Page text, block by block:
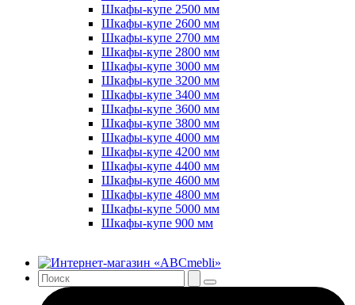
Шкафы-купе 2500 мм
Шкафы-купе 2600 мм
Шкафы-купе 2700 мм
Шкафы-купе 2800 мм
Шкафы-купе 3000 мм
Шкафы-купе 3200 мм
Шкафы-купе 3400 мм
Шкафы-купе 3600 мм
Шкафы-купе 3800 мм
Шкафы-купе 4000 мм
Шкафы-купе 4200 мм
Шкафы-купе 4400 мм
Шкафы-купе 4600 мм
Шкафы-купе 4800 мм
Шкафы-купе 5000 мм
Шкафы-купе 900 мм